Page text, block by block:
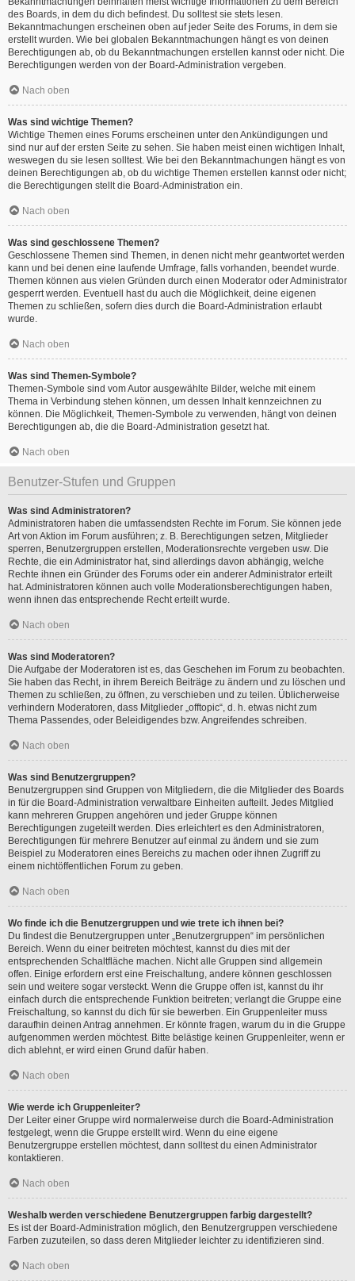
des Boards, in dem du dich befindest. Du solltest sie stets lesen.
Bekanntmachungen erscheinen oben auf jeder Seite des Forums, in dem sie
erstellt wurden. Wie bei globalen Bekanntmachungen hängt es von deinen
Berechtigungen ab, ob du Bekanntmachungen erstellen kannst oder nicht. Die
Berechtigungen werden von der Board-Administration vergeben.
Nach oben
Was sind wichtige Themen?
Wichtige Themen eines Forums erscheinen unter den Ankündigungen und
sind nur auf der ersten Seite zu sehen. Sie haben meist einen wichtigen Inhalt,
weswegen du sie lesen solltest. Wie bei den Bekanntmachungen hängt es von
deinen Berechtigungen ab, ob du wichtige Themen erstellen kannst oder nicht;
die Berechtigungen stellt die Board-Administration ein.
Nach oben
Was sind geschlossene Themen?
Geschlossene Themen sind Themen, in denen nicht mehr geantwortet werden
kann und bei denen eine laufende Umfrage, falls vorhanden, beendet wurde.
Themen können aus vielen Gründen durch einen Moderator oder Administrator
gesperrt werden. Eventuell hast du auch die Möglichkeit, deine eigenen
Themen zu schließen, sofern dies durch die Board-Administration erlaubt
wurde.
Nach oben
Was sind Themen-Symbole?
Themen-Symbole sind vom Autor ausgewählte Bilder, welche mit einem
Thema in Verbindung stehen können, um dessen Inhalt kennzeichnen zu
können. Die Möglichkeit, Themen-Symbole zu verwenden, hängt von deinen
Berechtigungen ab, die die Board-Administration gesetzt hat.
Nach oben
Benutzer-Stufen und Gruppen
Was sind Administratoren?
Administratoren haben die umfassendsten Rechte im Forum. Sie können jede
Art von Aktion im Forum ausführen; z. B. Berechtigungen setzen, Mitglieder
sperren, Benutzergruppen erstellen, Moderationsrechte vergeben usw. Die
Rechte, die ein Administrator hat, sind allerdings davon abhängig, welche
Rechte ihnen ein Gründer des Forums oder ein anderer Administrator erteilt
hat. Administratoren können auch volle Moderationsberechtigungen haben,
wenn ihnen das entsprechende Recht erteilt wurde.
Nach oben
Was sind Moderatoren?
Die Aufgabe der Moderatoren ist es, das Geschehen im Forum zu beobachten.
Sie haben das Recht, in ihrem Bereich Beiträge zu ändern und zu löschen und
Themen zu schließen, zu öffnen, zu verschieben und zu teilen. Üblicherweise
verhindern Moderatoren, dass Mitglieder „offtopic“, d. h. etwas nicht zum
Thema Passendes, oder Beleidigendes bzw. Angreifendes schreiben.
Nach oben
Was sind Benutzergruppen?
Benutzergruppen sind Gruppen von Mitgliedern, die die Mitglieder des Boards
in für die Board-Administration verwaltbare Einheiten aufteilt. Jedes Mitglied
kann mehreren Gruppen angehören und jeder Gruppe können
Berechtigungen zugeteilt werden. Dies erleichtert es den Administratoren,
Berechtigungen für mehrere Benutzer auf einmal zu ändern und sie zum
Beispiel zu Moderatoren eines Bereichs zu machen oder ihnen Zugriff zu
einem nichtöffentlichen Forum zu geben.
Nach oben
Wo finde ich die Benutzergruppen und wie trete ich ihnen bei?
Du findest die Benutzergruppen unter „Benutzergruppen“ im persönlichen
Bereich. Wenn du einer beitreten möchtest, kannst du dies mit der
entsprechenden Schaltfläche machen. Nicht alle Gruppen sind allgemein
offen. Einige erfordern erst eine Freischaltung, andere können geschlossen
sein und weitere sogar versteckt. Wenn die Gruppe offen ist, kannst du ihr
einfach durch die entsprechende Funktion beitreten; verlangt die Gruppe eine
Freischaltung, so kannst du dich für sie bewerben. Ein Gruppenleiter muss
daraufhin deinen Antrag annehmen. Er könnte fragen, warum du in die Gruppe
aufgenommen werden möchtest. Bitte belästige keinen Gruppenleiter, wenn er
dich ablehnt, er wird einen Grund dafür haben.
Nach oben
Wie werde ich Gruppenleiter?
Der Leiter einer Gruppe wird normalerweise durch die Board-Administration
festgelegt, wenn die Gruppe erstellt wird. Wenn du eine eigene
Benutzergruppe erstellen möchtest, dann solltest du einen Administrator
kontaktieren.
Nach oben
Weshalb werden verschiedene Benutzergruppen farbig dargestellt?
Es ist der Board-Administration möglich, den Benutzergruppen verschiedene
Farben zuzuteilen, so dass deren Mitglieder leichter zu identifizieren sind.
Nach oben